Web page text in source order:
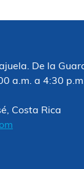
De la
a.m. a 4:30
Costa Rica